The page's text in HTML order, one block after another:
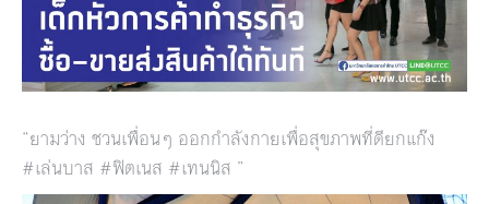
“ยามว่าง ชวนเพื่อนๆ ออกกำลังกายเพื่อสุขภาพที่ดียกแก๊ง
#เล่นบาส #ฟิตเนส #เทนนิส ”